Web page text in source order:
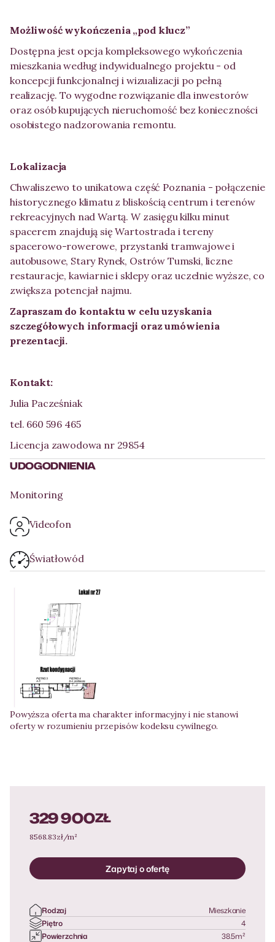
Możliwość wykończenia „pod klucz”
Dostępna jest opcja kompleksowego wykończenia
mieszkania według indywidualnego projektu - od
koncepcji funkcjonalnej i wizualizacji po pełną
realizację. To wygodne rozwiązanie dla inwestorów
oraz osób kupujących nieruchomość bez konieczności
osobistego nadzorowania remontu.
Lokalizacja
Chwaliszewo to unikatowa część Poznania - połączenie
historycznego klimatu z bliskością centrum i terenów
rekreacyjnych nad Wartą. W zasięgu kilku minut
spacerem znajdują się Wartostrada i tereny
spacerowo-rowerowe, przystanki tramwajowe i
autobusowe, Stary Rynek, Ostrów Tumski, liczne
restauracje, kawiarnie i sklepy oraz uczelnie wyższe, co
zwiększa potencjał najmu.
Zapraszam do kontaktu w celu uzyskania
szczegółowych informacji oraz umówienia
prezentacji.
Kontakt:
Julia Pacześniak
tel. 660 596 465
Licencja zawodowa nr 29854
UDOGODNIENIA
Monitoring
Videofon
Światłowód
Powyższa oferta ma charakter informacyjny i nie stanowi
oferty w rozumieniu przepisów kodeksu cywilnego.
329 900ZŁ
8568.83zł/m²
Zapytaj o ofertę
Rodzaj
Mieszkanie
Piętro
4
Powierzchnia
38.5m²